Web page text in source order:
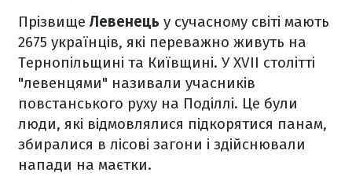
Прізвище Левенець у сучасному світі мають
2675 українців, які переважно живуть на
Тернопільщині та Київщині. У XVII столітті
"левенцями" називали учасників
повстанського руху на Поділлі. Це були
люди, які відмовлялися підкорятися панам,
збиралися в лісові загони і здійснювали
напади на маєтки.